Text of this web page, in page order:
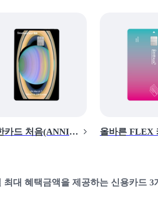
신한카드 처음(ANNIVERSE) 올바른 FLEX
최대 혜택금액을 제공하는 신용카드 3